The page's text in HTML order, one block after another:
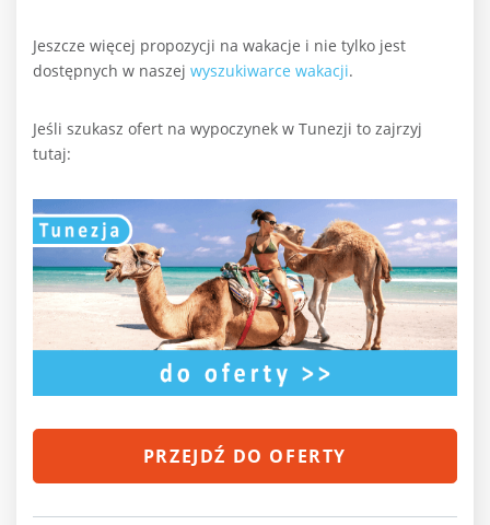
Jeszcze więcej propozycji na wakacje i nie tylko jest
dostępnych w naszej wyszukiwarce wakacji.
Jeśli szukasz ofert na wypoczynek w Tunezji to zajrzyj
tutaj:
PRZEJDŹ DO OFERTY